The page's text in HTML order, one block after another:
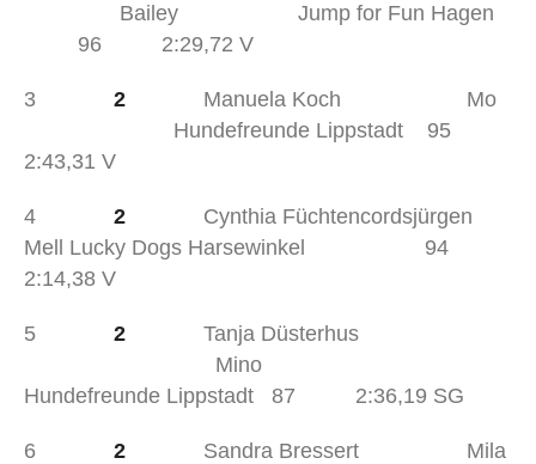
Bailey Jump for Fun Hagen
96 2:29,72 V
3 2 Manuela Koch Mo
Hundefreunde Lippstadt 95
2:43,31 V
4 2 Cynthia Füchtencordsjürgen
Mell Lucky Dogs Harsewinkel 94
2:14,38 V
5 2 Tanja Düsterhus
Mino
Hundefreunde Lippstadt 87 2:36,19 SG
6 2 Sandra Bressert Mila